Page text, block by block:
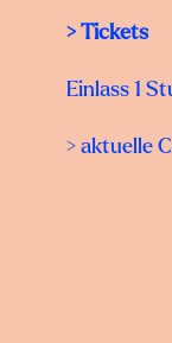
>Tickets
Einlass 1
> aktuelle